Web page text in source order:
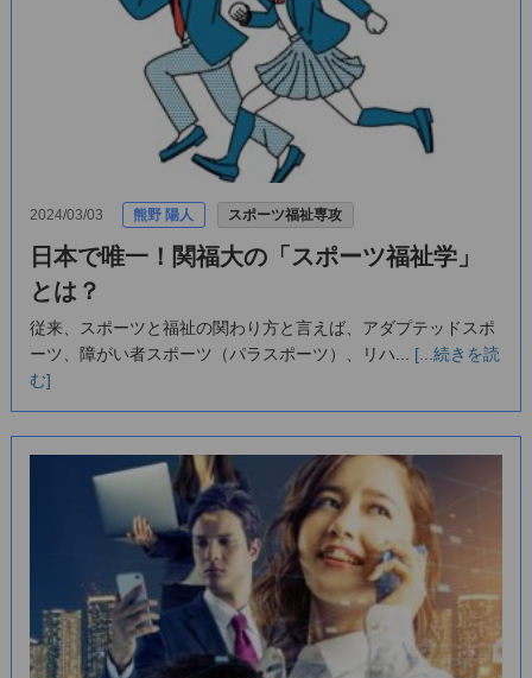
2024/03/03 熊野 陽人 スポーツ福祉専攻
日本で唯一！関福大の「スポーツ福祉学」
とは？
従来、スポーツと福祉の関わり方と言えば、アダプテッドスポ
ーツ、障がい者スポーツ（パラスポーツ）、リハ... [...続きを読
む]